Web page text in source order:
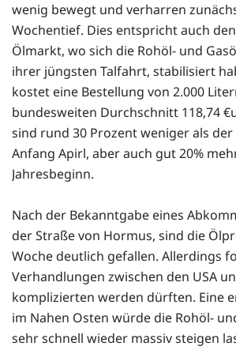
wenig bewegt und verharren
Wochentief. Dies entspricht auch
Ölmarkt, wo sich die Rohöl- und
ihrer jüngsten Talfahrt, stabilisiert
kostet eine Bestellung von 2.000
bundesweiten Durchschnitt 118,74
sind rund 30 Prozent weniger als
Anfang Apirl, aber auch gut 20%
Jahresbeginn.
Nach der Bekanntgabe eines
der Straße von Hormus, sind die
Woche deutlich gefallen. Allerdings
Verhandlungen zwischen den USA
komplizierten werden dürften. Eine
im Nahen Osten würde die Rohöl-
sehr schnell wieder massiv steigen